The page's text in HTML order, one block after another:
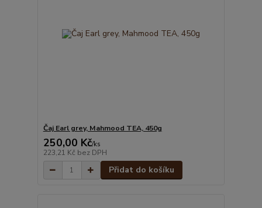
Čaj Earl grey, Mahmood TEA, 450g
250,00 Kč/ks
223,21 Kč bez DPH
Přidat do košíku